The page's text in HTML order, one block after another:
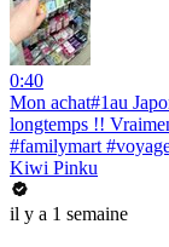
0:40
Mon achat#1au
longtemps !!
#familymart
Kiwi Pinku
il y a 1 semaine